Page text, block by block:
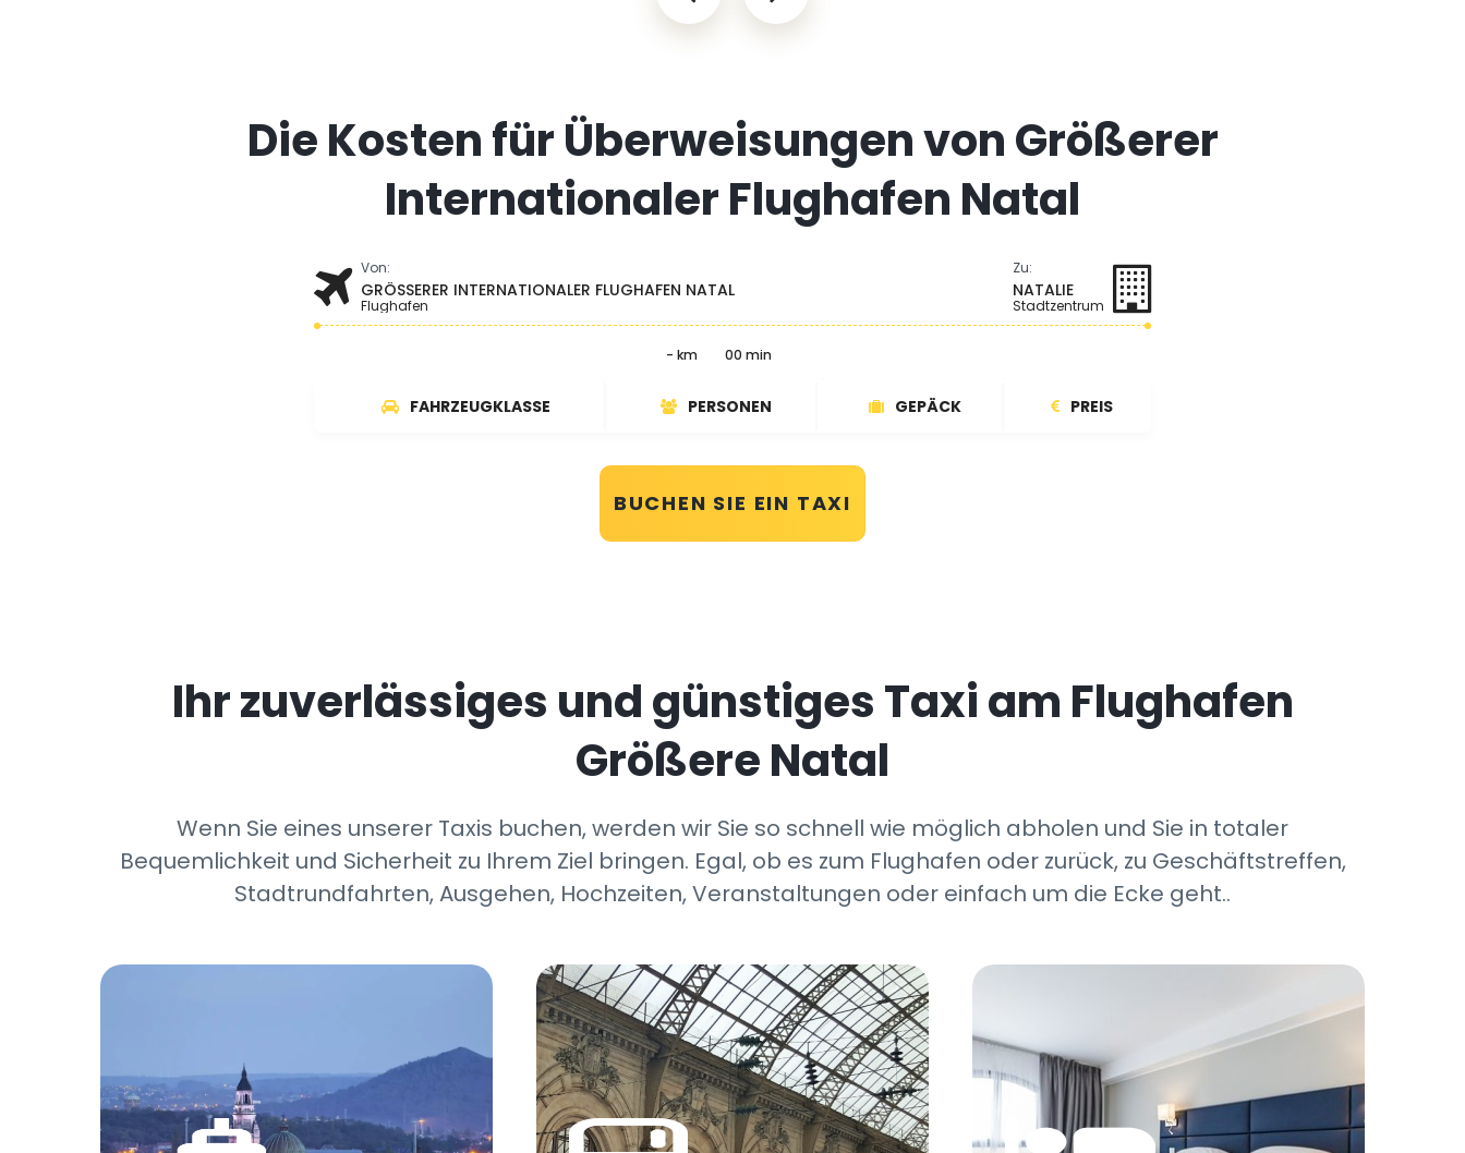
Die Kosten für Überweisungen von Größerer
Internationaler Flughafen Natal
Von:
GRÖSSERER INTERNATIONALER FLUGHAFEN NATAL
Flughafen
Zu:
NATALIE
Stadtzentrum
- km 00 min
FAHRZEUGKLASSE PERSONEN GEPÄCK PREIS
BUCHEN SIE EIN TAXI
Ihr zuverlässiges und günstiges Taxi am Flughafen
Größere Natal
Wenn Sie eines unserer Taxis buchen, werden wir Sie so schnell wie möglich abholen und Sie in totaler
Bequemlichkeit und Sicherheit zu Ihrem Ziel bringen. Egal, ob es zum Flughafen oder zurück, zu Geschäftstreffen,
Stadtrundfahrten, Ausgehen, Hochzeiten, Veranstaltungen oder einfach um die Ecke geht..